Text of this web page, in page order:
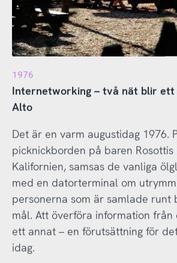
1976
Internetworking – två nät blir ett
Alto
Det är en varm augustidag 1976.
picknickborden på baren Rosottis
Kalifornien, samsas de vanliga
med en datorterminal om
personerna som är samlade runt
mål. Att överföra information
ett annat – en förutsättning för
idag.